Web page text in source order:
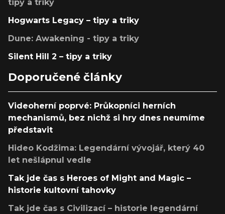
tipy a triky
Hogwarts Legacy – tipy a triky
Dune: Awakening - tipy a triky
Silent Hill 2 – tipy a triky
Doporučené články
Videoherní poprvé: Průkopníci herních
mechanismů, bez nichž si hry dnes neumíme
představit
Hideo Kodžima: Legendární vývojář, který 40
let nešlápnul vedle
Tak jde čas s Heroes of Might and Magic –
historie kultovní tahovky
Tak jde čas s Civilizací – historie legendární